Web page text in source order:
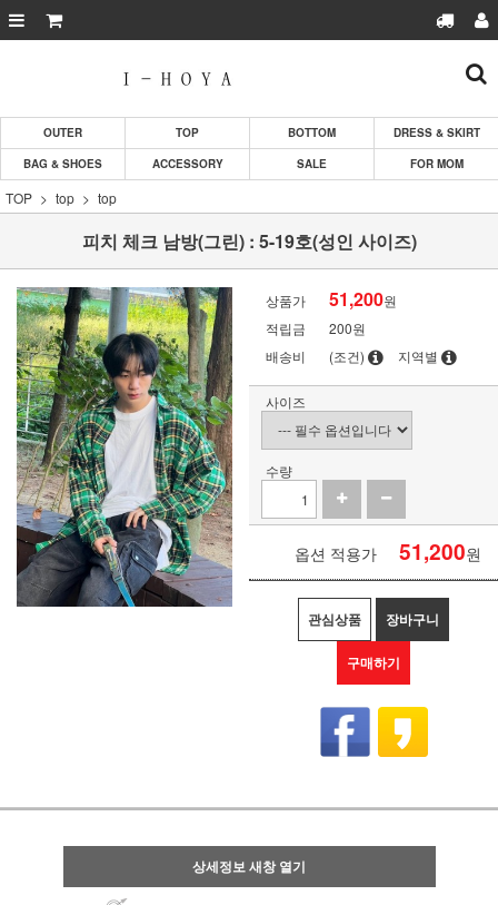
OUTER TOP BOTTOM
DRESS & SKIRT
BAG & SHOES
ACCESSORY SALE FOR MOM
TOP top top
피치 체크 남방(그린) : 5-19호(성인 사이즈)
상품가 51,200원
적립금
200원
배송비
(조건) 지역별
사이즈
수량
옵션 적용가 51,200원
관심상품 장바구니
구매하기
상세정보 새창 열기